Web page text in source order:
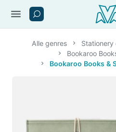
menu
Alle genres Stationery
Bookaroo
Bookaroo Books &